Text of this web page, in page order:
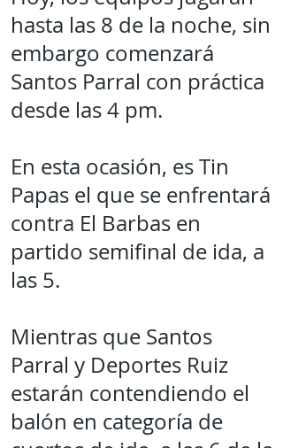
hasta las 8 de la noche, sin
embargo comenzará
Santos Parral con práctica
desde las 4 pm.
En esta ocasión, es Tin
Papas el que se enfrentará
contra El Barbas en
partido semifinal de ida, a
las 5.
Mientras que Santos
Parral y Deportes Ruiz
estarán contendiendo el
balón en categoría de